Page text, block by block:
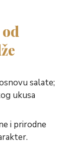
salate;
ukusa
i prirodne